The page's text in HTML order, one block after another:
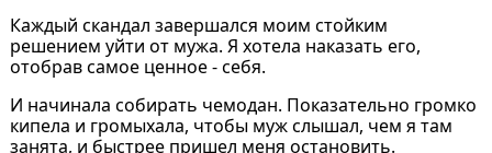
Каждый скандал завершался моим стойким
решением уйти от мужа. Я хотела наказать его,
отобрав самое ценное - себя.
И начинала собирать чемодан. Показательно громко
кипела и громыхала, чтобы муж слышал, чем я там
занята, и быстрее пришел меня остановить.